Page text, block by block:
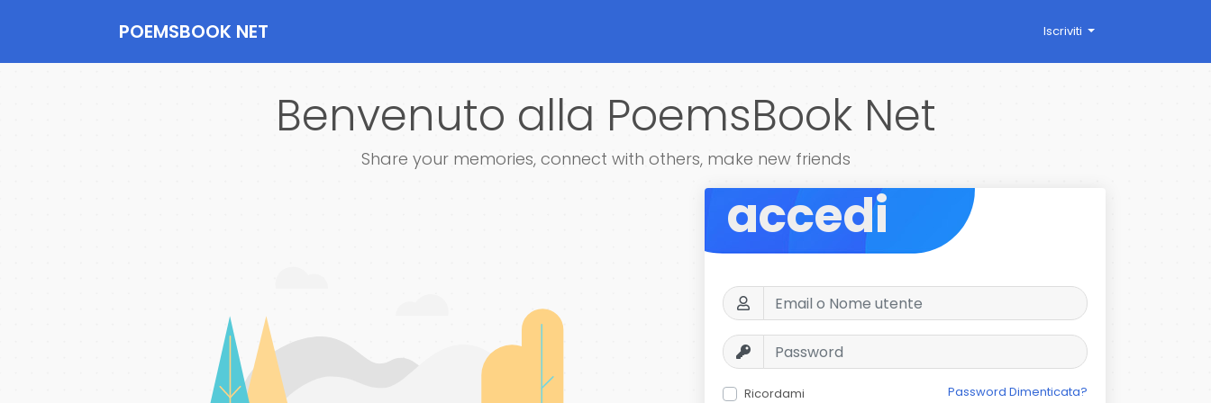
POEMSBOOK NET Iscriviti
Benvenuto alla PoemsBook Net
Share your memories, connect with others, make new friends
accedi
Ricordami Password Dimenticata?